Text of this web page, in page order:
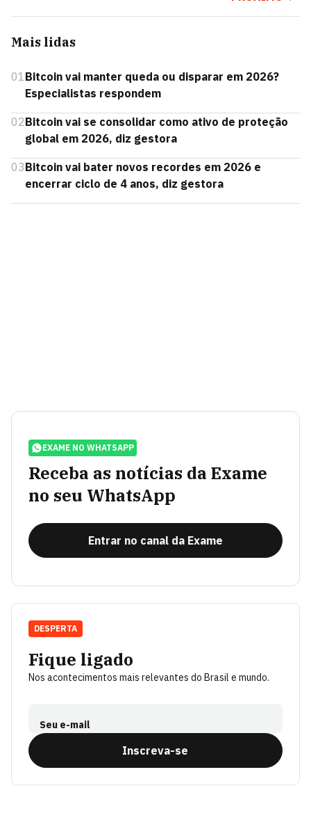
Mais lidas
01Bitcoin vai manter queda ou disparar em 2026?
Especialistas respondem
02Bitcoin vai se consolidar como ativo de proteção
global em 2026, diz gestora
03Bitcoin vai bater novos recordes em 2026 e
encerrar ciclo de 4 anos, diz gestora
EXAME NO WHATSAPP
Receba as notícias da Exame
no seu WhatsApp
Entrar no canal da Exame
Fique ligado
Nos acontecimentos mais relevantes do Brasil e mundo.
Seu e-mail
Inscreva-se
DESPERTA